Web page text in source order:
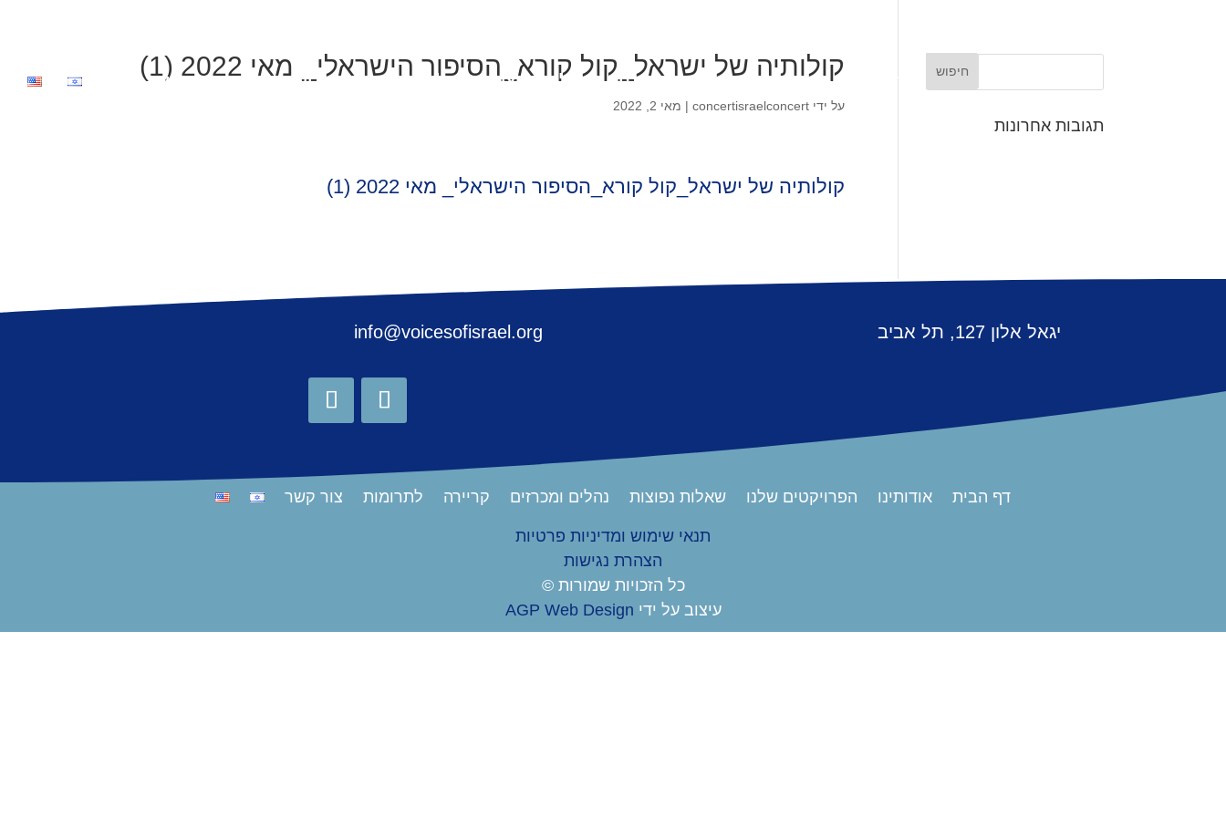
אודותינו הפרויקטים שלנו שאלות נפוצות נהלים ומכרזים קריירה לתרומות צור קשר קולותיה של ישראל_קול קורא_הסיפור הישראלי_ מאי 2022 (1)
על ידי concertisraelconcert
| מאי 2, 2022
קולותיה של ישראל_קול קורא_הסיפור הישראלי_ מאי 2022 (1)
תגובות אחרונות
info@voicesofisrael.org יגאל אלון 127, תל אביב
דף הבית אודותינו הפרויקטים שלנו שאלות נפוצות נהלים ומכרזים קריירה לתרומות צור קשר
תנאי שימוש ומדיניות פרטיות
הצהרת נגישות
כל הזכויות שמורות ©
עיצוב על ידי AGP Web Design